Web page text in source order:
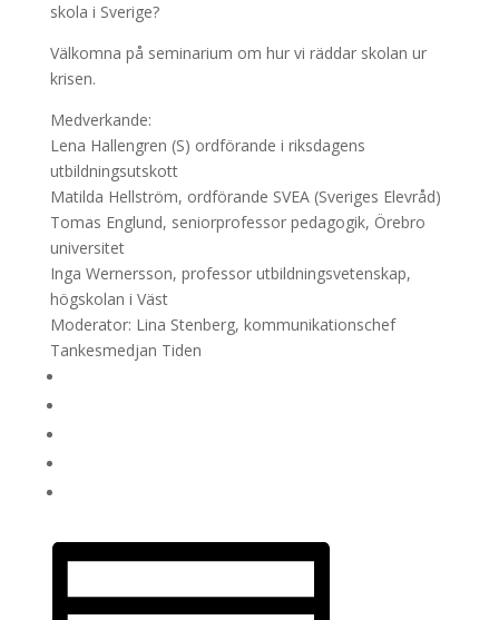
skola i Sverige?
Välkomna på seminarium om hur vi räddar skolan ur
krisen.
Medverkande:
Lena Hallengren (S) ordförande i riksdagens
utbildningsutskott
Matilda Hellström, ordförande SVEA (Sveriges Elevråd)
Tomas Englund, seniorprofessor pedagogik, Örebro
universitet
Inga Wernersson, professor utbildningsvetenskap,
högskolan i Väst
Moderator: Lina Stenberg, kommunikationschef
Tankesmedjan Tiden